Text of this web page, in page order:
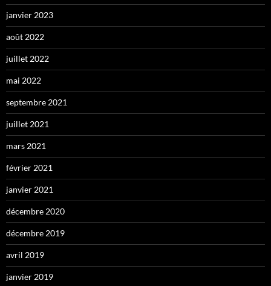
janvier 2023
août 2022
juillet 2022
mai 2022
septembre 2021
juillet 2021
mars 2021
février 2021
janvier 2021
décembre 2020
décembre 2019
avril 2019
janvier 2019